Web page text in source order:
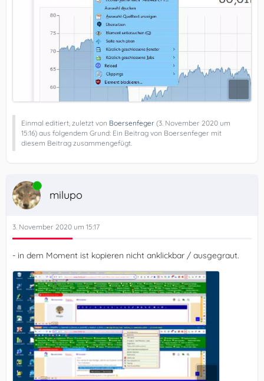
Einmal editiert, zuletzt von Boersenfeger (3. November 2020 um
15:16) aus folgendem Grund: Ein Beitrag von Boersenfeger mit
diesem Beitrag zusammengefügt.
Online
milupo
3. November 2020 um 15:17
- in dem Moment ist kopieren nicht anklickbar / ausgegraut.